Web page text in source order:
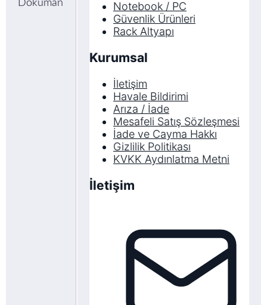
Döküman
Notebook / PC
Güvenlik Ürünleri
Rack Altyapı
Kurumsal
İletişim
Havale Bildirimi
Arıza / İade
Mesafeli Satış Sözleşmesi
İade ve Cayma Hakkı
Gizlilik Politikası
KVKK Aydınlatma Metni
İletişim